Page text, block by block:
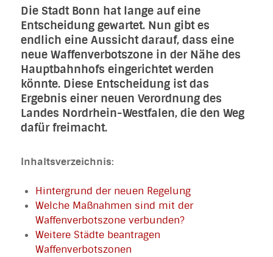
Die Stadt Bonn hat lange auf eine
Entscheidung gewartet. Nun gibt es
endlich eine Aussicht darauf, dass eine
neue Waffenverbotszone in der Nähe des
Hauptbahnhofs eingerichtet werden
könnte. Diese Entscheidung ist das
Ergebnis einer neuen Verordnung des
Landes Nordrhein-Westfalen, die den Weg
dafür freimacht.
Inhaltsverzeichnis:
Hintergrund der neuen Regelung
Welche Maßnahmen sind mit der
Waffenverbotszone verbunden?
Weitere Städte beantragen
Waffenverbotszonen